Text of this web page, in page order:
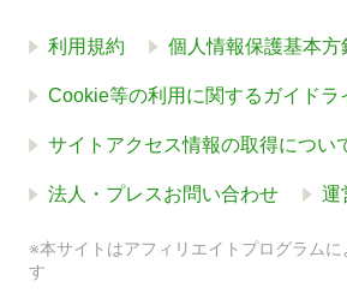
利用規約 個人情報保護基本方
Cookie等の利用に関するガイドラ
サイトアクセス情報の取得につい
法人・プレスお問い合わせ 運
※本サイトはアフィリエイトプログラムに
す